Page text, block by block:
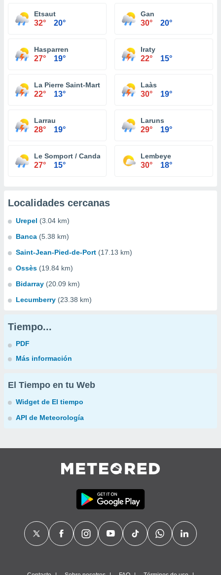
Etsaut
32° 20°
Gan
30° 20°
Hasparren
27° 19°
Iraty
22° 15°
La Pierre Saint-Martin
22° 13°
Laàs
30° 19°
Larrau
28° 19°
Laruns
29° 19°
Le Somport / Candanchu
27° 15°
Lembeye
30° 18°
Localidades cercanas
Urepel (3.04 km)
Banca (5.38 km)
Saint-Jean-Pied-de-Port (17.13 km)
Ossès (19.84 km)
Bidarray (20.09 km)
Lecumberry (23.38 km)
Tiempo...
PDF
Más información
El Tiempo en tu Web
Widget de El tiempo
API de Meteorología